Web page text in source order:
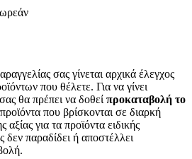
σας γίνεται αρχικά έλεγχος
που θέλετε. Για να γίνει
θα πρέπει να δοθεί προκαταβολή το
που βρίσκονται σε διαρκή
αξίας για τα προϊόντα ειδικής
δεν παραδίδει ή αποστέλλει